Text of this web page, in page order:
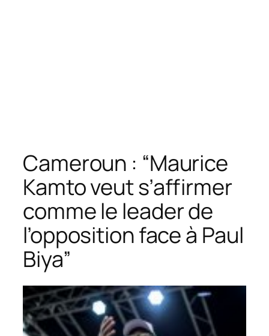
Cameroun : “Maurice
Kamto veut s’affirmer
comme le leader de
l’opposition face à Paul
Biya”